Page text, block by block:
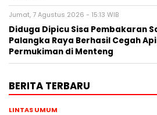
Jumat, 7 Agustus 2026 - 15:13 WIB
Diduga Dipicu Sisa Pembakaran
Palangka Raya Berhasil Cegah
Permukiman di Menteng
BERITA TERBARU
LINTAS UMUM